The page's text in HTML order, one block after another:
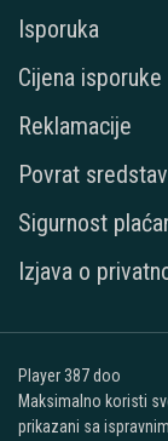
Isporuka
Cijena isporuke
Reklamacije
Povrat
Sigurnost
Izjava o
Player 387 doo
Maksimalno koristi
prikazani sa